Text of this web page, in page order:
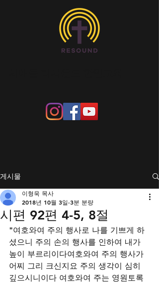
게시물
시편 92편 4-5, 8절
이형욱 목사
2018년 10월 3일 3분 분량
"여호와여 주의 행사로 나를 기쁘게 하
셨으니 주의 손의 행사를 인하여 내가
높이 부르리이다여호와여 주의 행사가
어찌 그리 크신지요 주의 생각이 심히
깊으시니이다 여호와여 주는 영원토록